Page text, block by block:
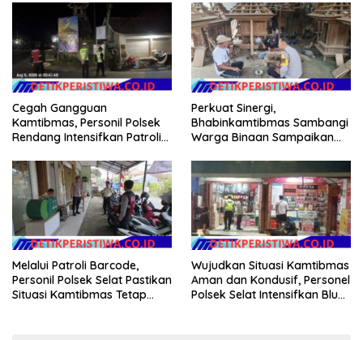
Merah Putih
Cegah Gangguan
Kamtibmas, Personil Polsek
Rendang Intensifkan Patroli
Perkuat Sinergi,
Bhabinkamtibmas Sambangi
Warga Binaan Sampaikan
Melalui Patroli Barcode,
Personil Polsek Selat Pastikan
Situasi Kamtibmas Tetap
Wujudkan Situasi Kamtibmas
Aman dan Kondusif, Personel
Polsek Selat Intensifkan Blue